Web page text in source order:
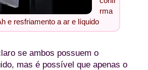
rma
e resfriamento a ar e líquido
se ambos possuem o
mas é possível que apenas o